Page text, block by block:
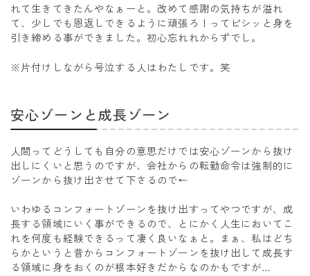
れて生きてきたんやなぁーと。改めて感謝の気持ちが溢れ
て、少しでも恩返しできるように頑張ろ！ってピシッと身を
引き締める事ができました。初心忘れれからずでし。
※片付けしながら号泣する人はわたしです。笑
安心ゾーンと成長ゾーン
人間ってどうしても自分の意思だけでは安心ゾーンから抜け
出しにくいと思うのですが、会社からの転勤命令は強制的に
ゾーンから抜け出させて下さるので←
いわゆるコンフォートゾーンを抜け出すってやつですが、成
長する領域にいく事ができるので、とにかく人生においてこ
れを何度も経験できるって凄く良いなぁと。まぁ、私はどち
らかというと昔からコンフォートゾーンを抜け出して成長す
る領域に身をおくのが根本好きだからなのかもですが…